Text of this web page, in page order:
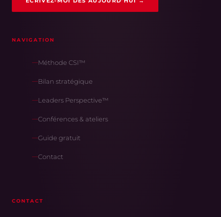
NAVIGATION
Méthode CSI™
Bilan stratégique
Leaders Perspective™
Conférences & ateliers
Guide gratuit
Contact
CONTACT